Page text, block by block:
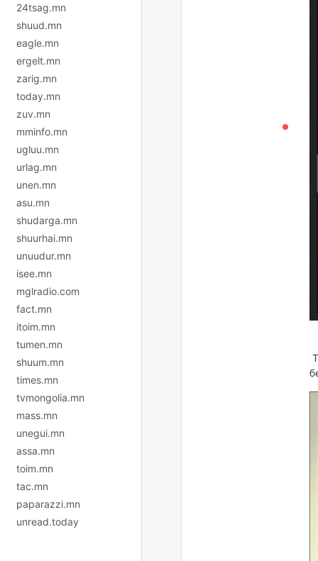
24tsag.mn
shuud.mn
eagle.mn
ergelt.mn
zarig.mn
today.mn
zuv.mn
mminfo.mn
ugluu.mn
urlag.mn
unen.mn
asu.mn
shudarga.mn
shuurhai.mn
unuudur.mn
isee.mn
mglradio.com
fact.mn
itoim.mn
tumen.mn
shuum.mn
times.mn
tvmongolia.mn
mass.mn
unegui.mn
assa.mn
toim.mn
tac.mn
paparazzi.mn
unread.today